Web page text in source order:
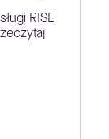
RISE